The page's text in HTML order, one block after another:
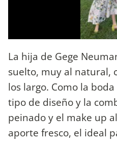
La hija de Gege
suelto, muy al natural,
los largo. Como la
tipo de diseño y la
peinado y el make up
aporte fresco, el ideal